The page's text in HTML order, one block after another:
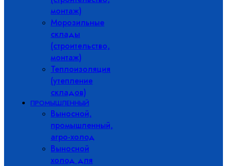
монтаж)
Морозильные
склады
(строительство,
монтаж)
Теплоизоляция
(утепление
складов)
ПРОМЫШЛЕННЫЙ
Выносной,
промышленный,
агро-холод
Выносной
холод для